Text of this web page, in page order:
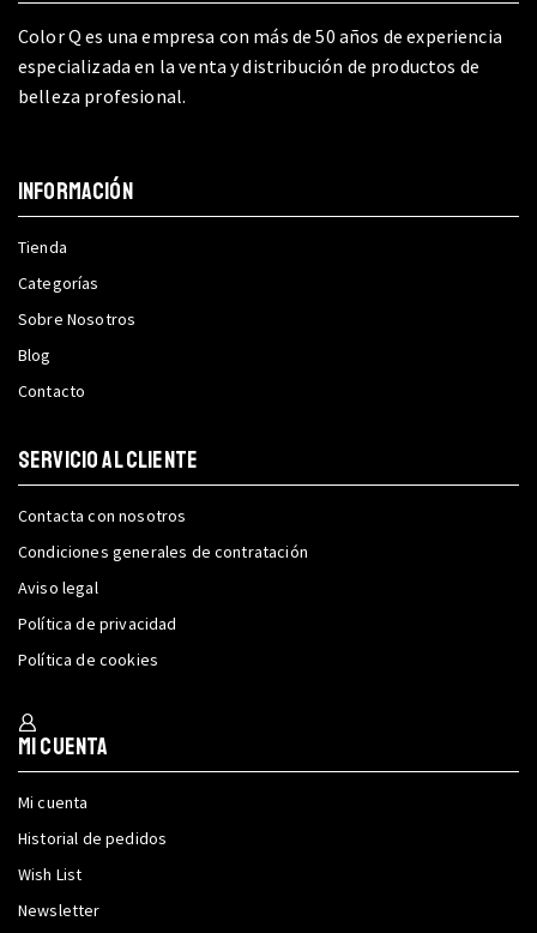
Color Q es una empresa con más de 50 años de experiencia
especializada en la venta y distribución de productos de
belleza profesional.
INFORMACIÓN
Tienda
Categorías
Sobre Nosotros
Blog
Contacto
SERVICIO AL CLIENTE
Contacta con nosotros
Condiciones generales de contratación
Aviso legal
Política de privacidad
Política de cookies
Mi cuenta
Mi cuenta
Historial de pedidos
Wish List
Newsletter